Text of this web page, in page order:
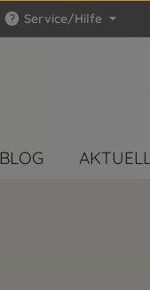
Service/Hilfe
BLOG